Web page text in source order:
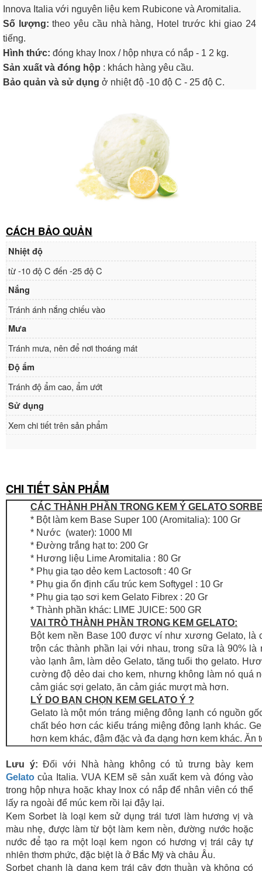
Innova Italia với nguyên liệu kem Rubicone và Aromitalia.
Số lượng:theo yêu cầu nhà hàng, Hotel trước khi giao 24
tiếng.
Hình thức: đóng khay Inox / hộp nhựa có nắp - 1 2 kg.
Sản xuất và đóng hộp : khách hàng yêu cầu.
Bảo quản và sử dụng ở nhiệt độ -10 độ C - 25 độ C.
CÁCH BẢO QUẢN
Nhiệt độ
từ -10 độ C đến -25 độ C
Nắng
Tránh ánh nắng chiếu vào
Mưa
Tránh mưa, nên để nơi thoáng mát
Độ ẩm
Tránh độ ẩm cao, ẩm ướt
Sử dụng
Xem chi tiết trên sản phẩm
CHI TIẾT SẢN PHẨM
CÁC THÀNH PHẦN TRONG KEM Ý GELATO
* Bột làm kem Base Super 100 (Aromitalia): 100 Gr
* Nước (water): 1000 Ml
* Đường trắng hạt to: 200 Gr
* Hương liệu Lime Aromitalia : 80 Gr
* Phụ gia tạo dẻo kem Lactosoft : 40 Gr
* Phụ gia ổn định cấu trúc kem Softygel : 10 Gr
* Phụ gia tạo sơi kem Gelato Fibrex : 20 Gr
* Thành phần khác: LIME JUICE: 500 GR
VAI TRÒ THÀNH PHẦN TRONG KEM GELATO:
Bột kem nền Base 100 được ví như xương Gelato,
trộn các thành phần lại với nhau, trong sữa là 90%
vào lạnh âm, làm dẻo Gelato, tăng tuổi thọ gelato.
cường độ dẻo dai cho kem, nhưng không làm nó quá
cảm giác sợi gelato, ăn cảm giác mượt mà hơn.
LÝ DO BẠN CHỌN KEM GELATO Ý ?
Gelato là một món tráng miệng đông lạnh có nguồn
chất béo hơn các kiểu tráng miệng đông lạnh khác.
hơn kem khác, đậm đặc và đa dạng hơn kem khác. Ăn
Lưu ý: Đối với Nhà hàng không có tủ trưng bày kem
Gelato của Italia. VUA KEM sẽ sản xuất kem và đóng vào
trong hộp nhựa hoặc khay Inox có nắp để nhân viên có thể
lấy ra ngoài để múc kem rồi lại đậy lại.
Kem Sorbet là loại kem sử dụng trái tươi làm hương vị và
màu nhẹ, được làm từ bột làm kem nền, đường nước hoặc
nước để tạo ra một loại kem ngon có hương vị trái cây tự
nhiên thơm phức, đặc biệt là ở Bắc Mỹ và châu Âu.
Sorbet chanh là dạng kem trái cây đơn thuần và không có